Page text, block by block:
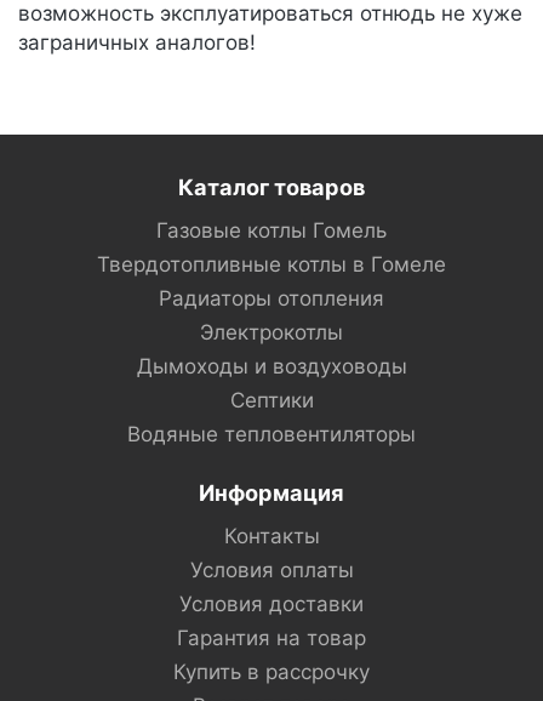
возможность эксплуатироваться отнюдь не хуже
заграничных аналогов!
Каталог товаров
Газовые котлы Гомель
Твердотопливные котлы в Гомеле
Радиаторы отопления
Электрокотлы
Дымоходы и воздуховоды
Септики
Водяные тепловентиляторы
Информация
Контакты
Условия оплаты
Условия доставки
Гарантия на товар
Купить в рассрочку